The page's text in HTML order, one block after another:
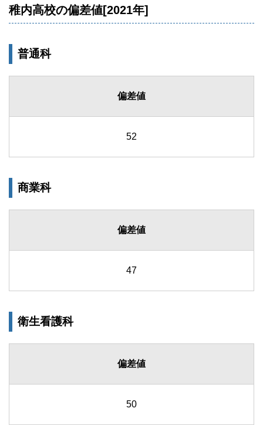
稚内高校の偏差値[2021年]
普通科
偏差値
52
商業科
偏差値
47
衛生看護科
偏差値
50